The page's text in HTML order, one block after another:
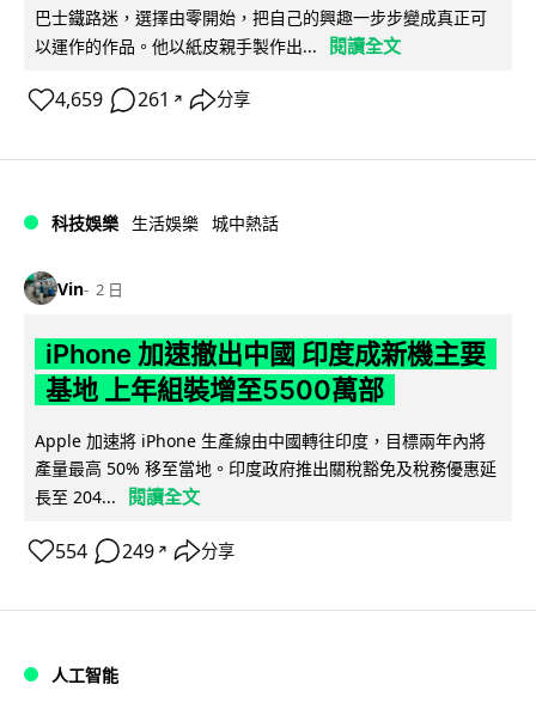
巴士鐵路迷，選擇由零開始，把自己的興趣一步步變成真正可
以運作的作品。他以紙皮親手製作出...
閱讀全文
4,659 261 ↗ 分享
科技娛樂 生活娛樂 城中熱話
Vin 2 日
iPhone 加速撤出中國 印度成新機主要
基地 上年組裝增至5500萬部
Apple 加速將 iPhone 生產線由中國轉往印度，目標兩年內將
產量最高 50% 移至當地。印度政府推出關稅豁免及稅務優惠延
長至 204...
閱讀全文
554 249 ↗ 分享
人工智能